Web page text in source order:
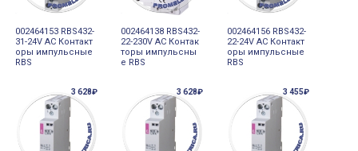
002464153 RBS432-
31-24V AC Контакт
оры импульсные
RBS
002464138 RBS432-
22-230V AC Контак
торы импульсны
е RBS
002464156 RBS432-
22-24V AC Контакт
оры импульсные
RBS
3 628₽ 3 628₽ 3 455₽